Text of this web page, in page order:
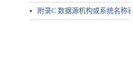
附录C 数据源机构或系统名称表